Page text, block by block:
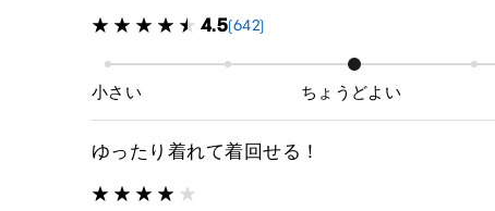
4.5(642)
小さい ちょうどよい
ゆったり着れて着回せる！